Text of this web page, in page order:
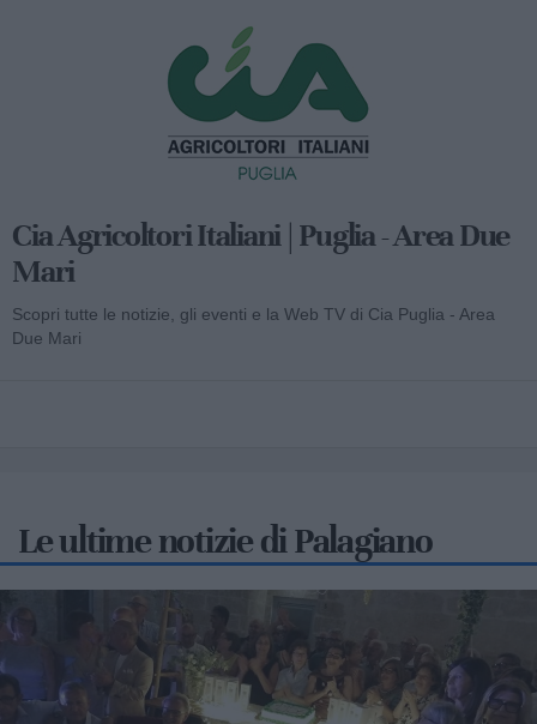
Cia Agricoltori Italiani | Puglia - Area Due
Mari
Scopri tutte le notizie, gli eventi e la Web TV di Cia Puglia - Area
Due Mari
Le ultime notizie di Palagiano